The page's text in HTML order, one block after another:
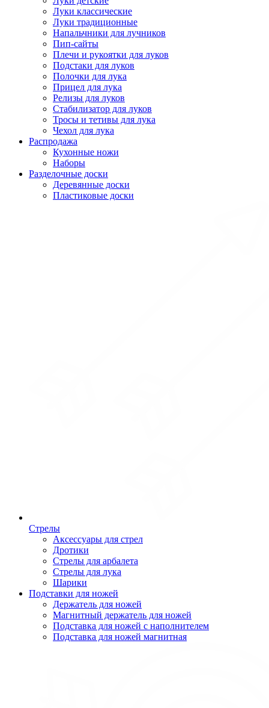
Луки классические
Луки традиционные
Напальчники для лучников
Пип-сайты
Плечи и рукоятки для луков
Подстаки для луков
Полочки для лука
Прицел для лука
Релизы для луков
Стабилизатор для луков
Тросы и тетивы для лука
Чехол для лука
Распродажа
Кухонные ножи
Наборы
Разделочные доски
Деревянные доски
Пластиковые доски
Стрелы
Аксессуары для стрел
Дротики
Стрелы для арбалета
Стрелы для лука
Шарики
Подставки для ножей
Держатель для ножей
Магнитный держатель для ножей
Подставка для ножей с наполнителем
Подставка для ножей магнитная